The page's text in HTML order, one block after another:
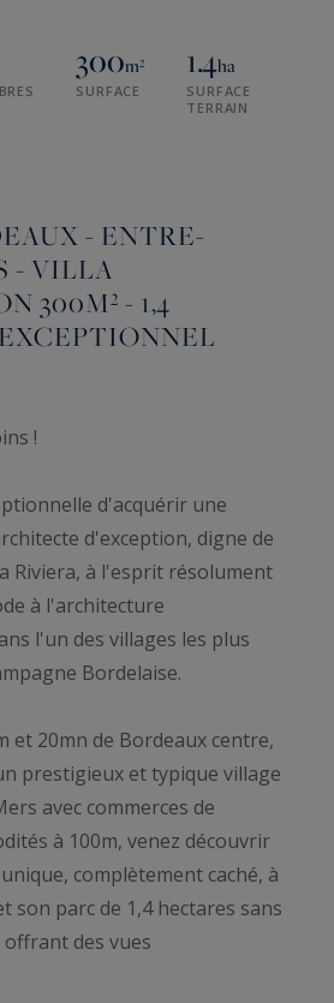
300m²
SURFACE
1.4ha
SURFACE
TERRAIN
- ENTRE-
- VILLA
300M² - 1,4
!
d'acquérir une
d'exception, digne de
Riviera, à l'esprit résolument
à l'architecture
l'un des villages les plus
Bordelaise.
et 20mn de Bordeaux centre,
prestigieux et typique village
avec commerces de
à 100m, venez découvrir
complètement caché, à
son parc de 1,4 hectares sans
des vues